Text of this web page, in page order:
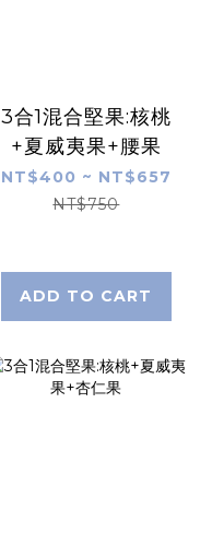
3合1混合堅果:核桃
+夏威夷果+腰果
NT$400 ~ NT$657
NT$750
ADD TO CART